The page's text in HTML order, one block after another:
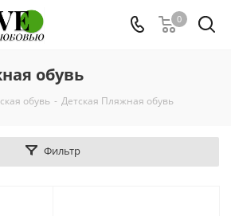
0
обувь
обувь - Детская Пляжная обувь
Фильтр